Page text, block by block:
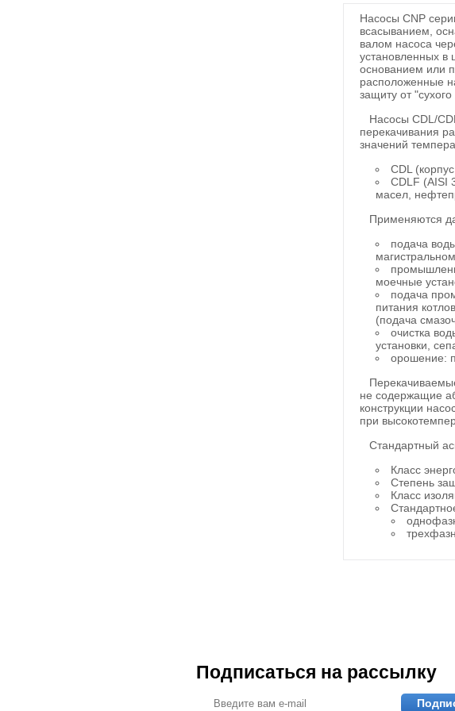
Насосы CNP
всасыванием,
валом насоса
установленных в
основанием или
расположенные
защиту от
Насосы CDL/
перекачивания
значений
CDL
CDLF (AISI
масел,
Применяются
подача
моечные
подача
питания
(подача
очистка
установки,
орошение:
не содержащие
конструкции
при
Стандартный
Класс
Степень
Класс
Подписаться на рассылку